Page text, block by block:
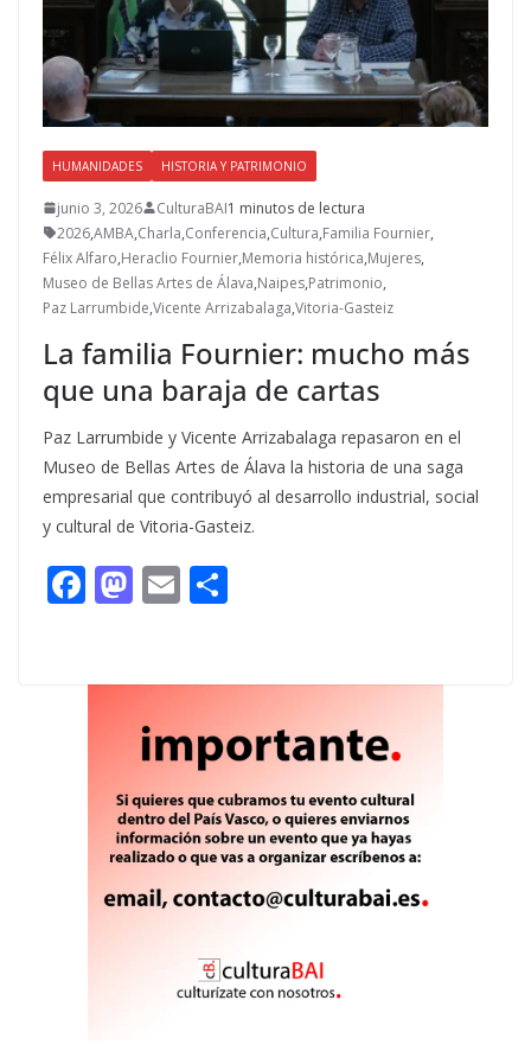
HUMANIDADES HISTORIA Y PATRIMONIO
junio 3, 2026 CulturaBAI1 minutos de lectura
2026,AMBA,Charla,Conferencia,Cultura,Familia Fournier,
Félix Alfaro,Heraclio Fournier,Memoria histórica,Mujeres,
Museo de Bellas Artes de Álava,Naipes,Patrimonio,
Paz Larrumbide,Vicente Arrizabalaga,Vitoria-Gasteiz
La familia Fournier: mucho más
que una baraja de cartas
Paz Larrumbide y Vicente Arrizabalaga repasaron en el
Museo de Bellas Artes de Álava la historia de una saga
empresarial que contribuyó al desarrollo industrial, social
y cultural de Vitoria-Gasteiz.
F
b
M
d
o
n
E
l p
ar
ti
r